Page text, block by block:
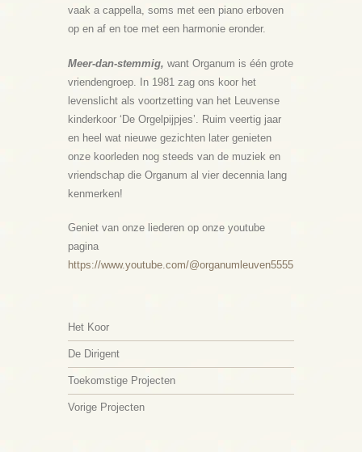
vaak a cappella, soms met een piano erboven
op en af en toe met een harmonie eronder.
Meer-dan-stemmig, want Organum is één grote
vriendengroep. In 1981 zag ons koor het
levenslicht als voortzetting van het Leuvense
kinderkoor ‘De Orgelpijpjes’. Ruim veertig jaar
en heel wat nieuwe gezichten later genieten
onze koorleden nog steeds van de muziek en
vriendschap die Organum al vier decennia lang
kenmerken!
Geniet van onze liederen op onze youtube
pagina
https://www.youtube.com/@organumleuven5555
Het Koor
De Dirigent
Toekomstige Projecten
Vorige Projecten